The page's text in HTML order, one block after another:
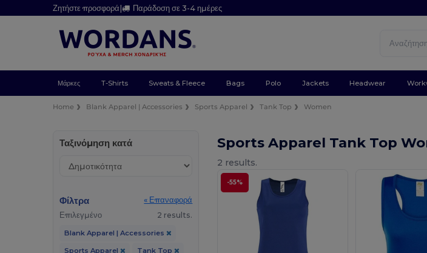
Ζητήστε προσφορά| Παράδοση σε 3-4 ημέρες
Μάρκες T-Shirts Sweats & Fleece Bags Polo Jackets Headwear
Home Blank Apparel | Accessories Sports Apparel Tank Top Women
Ταξινόμηση κατά
Φίλτρα
« Επαναφορά
Επιλεγμένο
2 results.
Blank Apparel | Accessories
Sports Apparel Tank Top
Sports Apparel Tank Top
2 results.
-55%